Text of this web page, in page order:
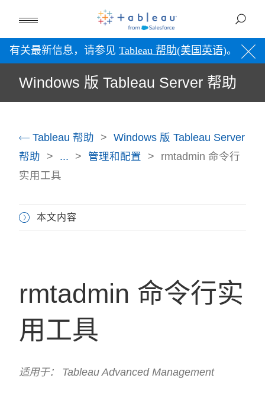
有关最新信息，请参见 Tableau 帮助(美国英语)。
Windows 版 Tableau Server 帮助
Tableau 帮助
Windows 版 Tableau Server
帮助
... 管理和配置
rmtadmin 命令行
实用工具
本文内容
rmtadmin 命令行实
用工具
适用于： Tableau Advanced Management